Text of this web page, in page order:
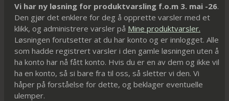
Vi har ny løsning for produktvarsling f.o.m 3. mai -26.
Den gjør det enklere for deg å opprette varsler med et
klikk, og administrere varsler på Mine produktvarsler.
Løsningen forutsetter at du har konto og er innlogget. Alle
som hadde registrert varsler i den gamle løsningen uten å
ha konto har nå fått konto. Hvis du er en av dem og ikke vil
ha en konto, så si bare fra til oss, så sletter vi den. Vi
håper på forståelse for dette, og beklager eventuelle
ulemper.